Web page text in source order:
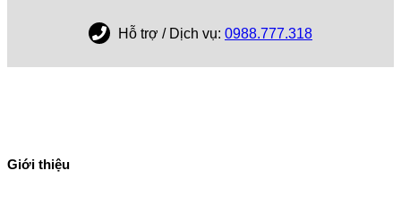
Hỗ trợ / Dịch vụ: 0988.777.318
Giới thiệu